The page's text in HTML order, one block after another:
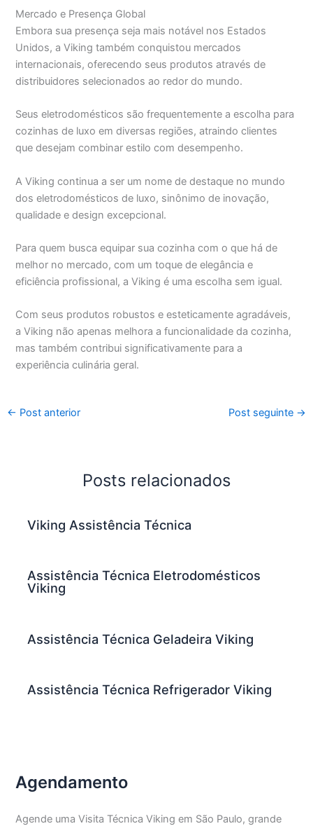
Mercado e Presença Global
Embora sua presença seja mais notável nos Estados
Unidos, a Viking também conquistou mercados
internacionais, oferecendo seus produtos através de
distribuidores selecionados ao redor do mundo.
Seus eletrodomésticos são frequentemente a escolha para
cozinhas de luxo em diversas regiões, atraindo clientes
que desejam combinar estilo com desempenho.
A Viking continua a ser um nome de destaque no mundo
dos eletrodomésticos de luxo, sinônimo de inovação,
qualidade e design excepcional.
Para quem busca equipar sua cozinha com o que há de
melhor no mercado, com um toque de elegância e
eficiência profissional, a Viking é uma escolha sem igual.
Com seus produtos robustos e esteticamente agradáveis,
a Viking não apenas melhora a funcionalidade da cozinha,
mas também contribui significativamente para a
experiência culinária geral.
← Post anterior Post seguinte →
Posts relacionados
Viking Assistência Técnica
Assistência Técnica Eletrodomésticos
Viking
Assistência Técnica Geladeira Viking
Assistência Técnica Refrigerador Viking
Agendamento
Agende uma Visita Técnica Viking em São Paulo, grande